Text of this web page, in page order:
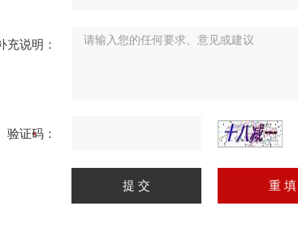
充说明：
验证码：